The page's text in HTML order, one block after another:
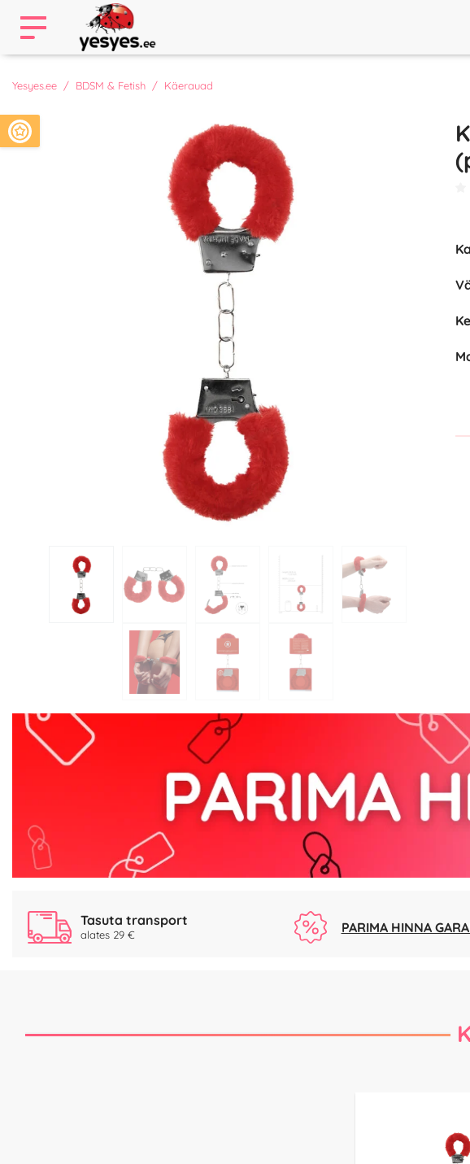
Yesyes.ee BDSM & Fetish Käerauad
Tasuta transport
alates 29 € PARIMA HINNA